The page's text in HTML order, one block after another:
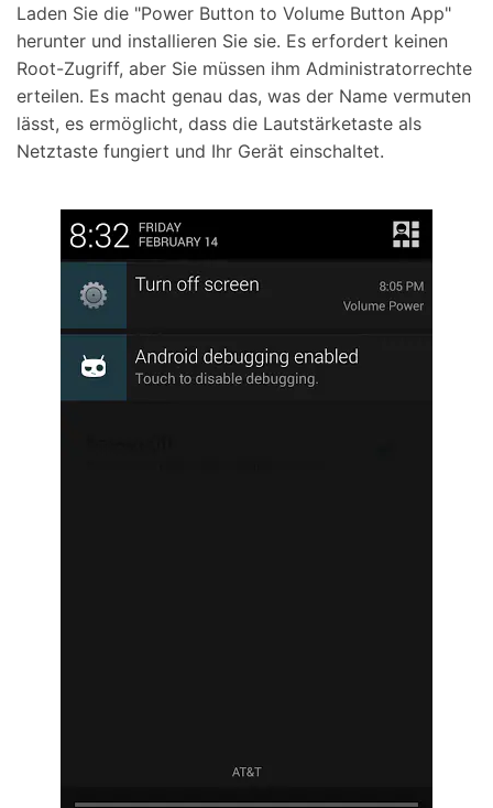
Laden Sie die "Power Button to Volume Button App"
herunter und installieren Sie sie. Es erfordert keinen
Root-Zugriff, aber Sie müssen ihm Administratorrechte
erteilen. Es macht genau das, was der Name vermuten
lässt, es ermöglicht, dass die Lautstärketaste als
Netztaste fungiert und Ihr Gerät einschaltet.